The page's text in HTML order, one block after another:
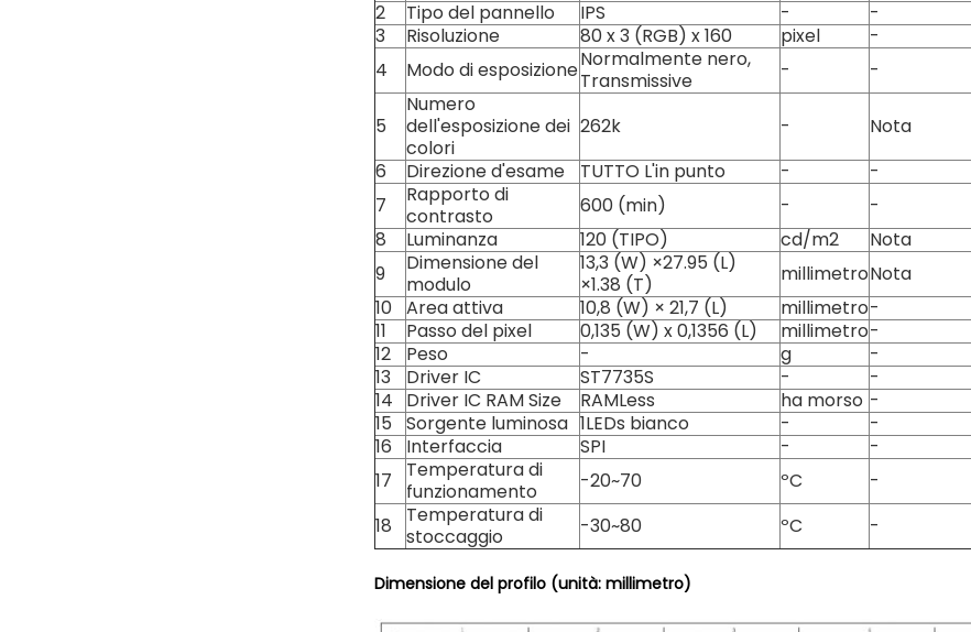
2
Tipo del pannello IPS -
-
3
Risoluzione 80 x 3 (RGB) x 160 pixel
-
4
Modo di esposizioneNormalmente nero,
Transmissive
- -
5
Numero
dell'esposizione dei
colori
262k -
Nota
6
Direzione d'esame TUTTO L'in punto -
-
7
Rapporto di
contrasto
600 (min) -
-
8
Luminanza 120 (TIPO) cd/m2
Nota
9
Dimensione del
modulo
13,3 (W) ×27.95 (L)
×1.38 (T)
millimetroNota
10 Area attiva 10,8 (W) × 21,7 (L) millimetro-
11
Passo del pixel 0,135 (W) x 0,1356 (L) millimetro-
12
Peso - g
-
13
Driver IC ST7735S -
-
14
Driver IC RAM Size RAMLess ha morso -
15
Sorgente luminosa 1LEDs bianco -
-
16
Interfaccia SPI -
-
17
Temperatura di
funzionamento
-20~70 ºC
-
18
Temperatura di
stoccaggio
-30~80 ºC -
Dimensione del profilo (unità: millimetro)